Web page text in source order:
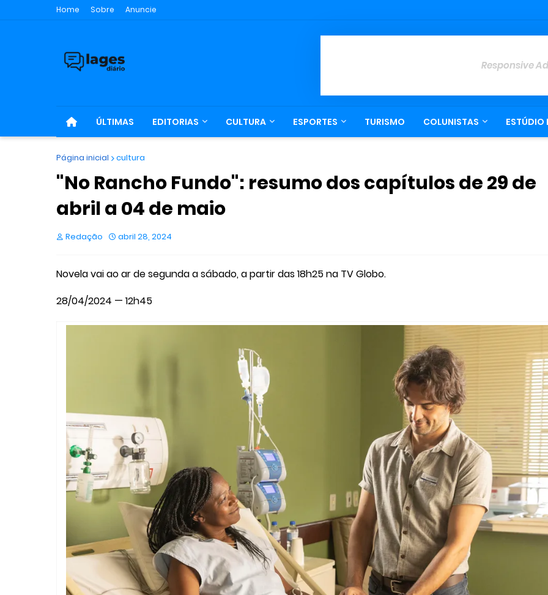
Home Sobre Anuncie
Responsive
ÚLTIMAS EDITORIAS CULTURA ESPORTES TURISMO COLUNISTAS ESTÚDIO
Página inicial cultura
"No Rancho Fundo": resumo dos capítulos de 29 de
abril a 04 de maio
Redação abril 28, 2024
Novela vai ao ar de segunda a sábado, a partir das 18h25 na TV Globo.
28/04/2024 — 12h45